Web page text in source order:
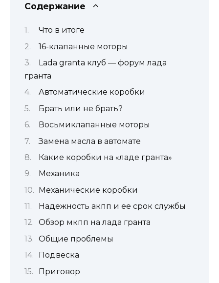
Содержание
Что в итоге
16-клапанные моторы
Lada granta клуб — форум лада
гранта
Автоматические коробки
Брать или не брать?
Восьмиклапанные моторы
Замена масла в автомате
Какие коробки на «ладе гранта»
Механика
Механические коробки
Надежность акпп и ее срок службы
Обзор мкпп на лада гранта
Общие проблемы
Подвеска
Приговор